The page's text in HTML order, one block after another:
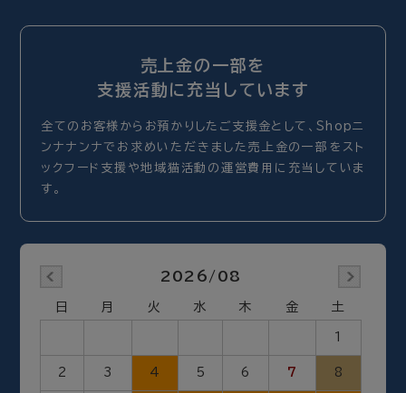
売上金の一部を
支援活動に充当しています
全てのお客様からお預かりしたご支援金として、Shopニ
ンナナンナでお求めいただきました売上金の一部をスト
ックフード支援や地域猫活動の運営費用に充当していま
す。
2026/08
日 月 火 水 木 金 土
1
2 3 4 5 6 7 8